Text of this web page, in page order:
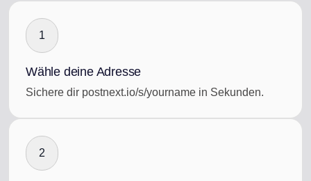
1
Wähle deine Adresse
Sichere dir postnext.io/s/yourname in Sekunden.
2